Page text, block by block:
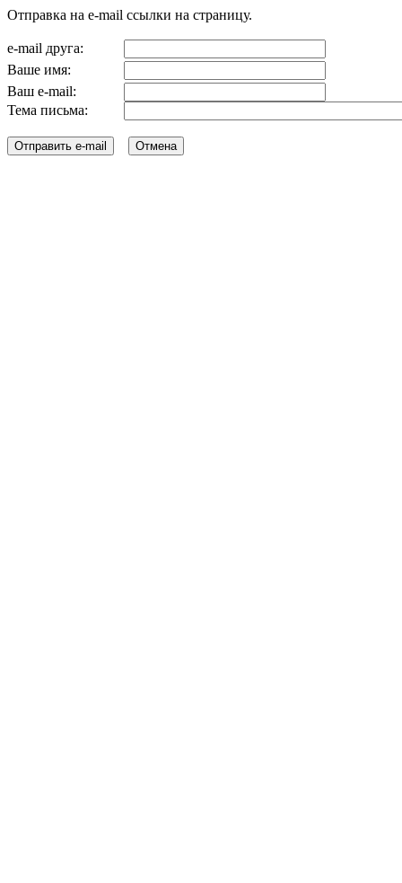
Отправка на e-mail ссылки на страницу.
e-mail друга:
Ваше имя:
Ваш e-mail:
Тема письма: